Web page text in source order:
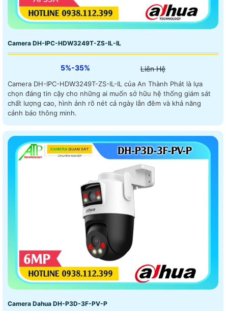
Camera DH-IPC-HDW3249T-ZS-IL-IL
5%-35% Liên Hệ
Camera DH-IPC-HDW3249T-ZS-IL-IL của An Thành Phát là lựa
chọn đáng tin cậy cho những ai muốn sở hữu hệ thống giám sát
chất lượng cao, hình ảnh rõ nét cả ngày lẫn đêm và khả năng
cảnh báo thông minh.
Camera Dahua DH-P3D-3F-PV-P